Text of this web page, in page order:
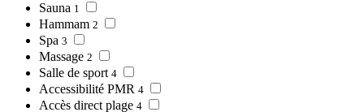
Sauna 1
Hammam 2
Spa 3
Massage 2
Salle de sport 4
Accessibilité PMR 4
Accès direct plage 4